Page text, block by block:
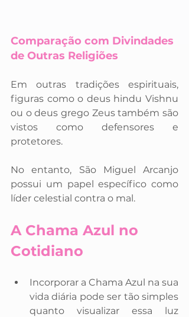
Comparação com Divindades
de Outras Religiões
Em outras tradições espirituais,
figuras como o deus hindu Vishnu
ou o deus grego Zeus também são
vistos como defensores e
protetores.
No entanto, São Miguel Arcanjo
possui um papel específico como
líder celestial contra o mal.
A Chama Azul no
Cotidiano
Incorporar a Chama Azul na sua
vida diária pode ser tão simples
quanto visualizar essa luz